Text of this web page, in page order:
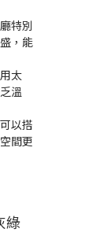
特別
，能
太
溫
以搭
間更
綠